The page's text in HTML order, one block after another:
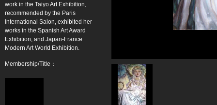
work in the Taiyo Art Exhibition,
recommended by the Paris
International Salon, exhibited her
works in the Spanish Art Award
Exhibition, and Japan-France
Modern Art World Exhibition.
Membership/Title：